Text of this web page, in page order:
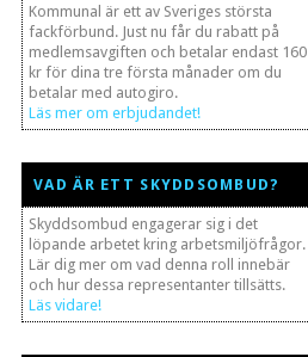
Kommunal är ett av Sveriges största
fackförbund. Just nu får du rabatt på
medlemsavgiften och betalar endast 160
kr för dina tre första månader om du
betalar med autogiro.
Läs mer om erbjudandet!
VAD ÄR ETT SKYDDSOMBUD?
Skyddsombud engagerar sig i det
löpande arbetet kring arbetsmiljöfrågor.
Lär dig mer om vad denna roll innebär
och hur dessa representanter tillsätts.
Läs vidare!